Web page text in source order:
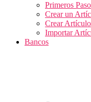
Primeros
Crear un
Crear
Importar
Bancos